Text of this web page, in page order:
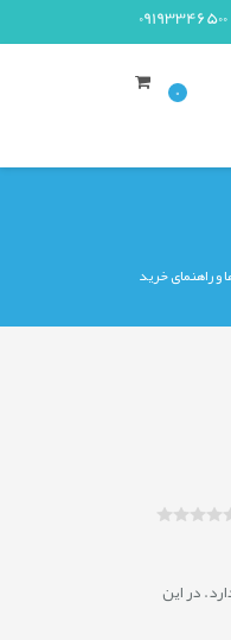
09193346500
0
و راهنمای خرید
در این